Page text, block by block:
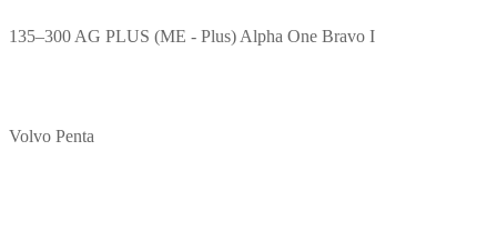
135–300 AG PLUS (ME - Plus) Alpha One Bravo I
Volvo Penta